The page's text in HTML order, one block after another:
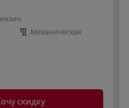
Механическая
скидку